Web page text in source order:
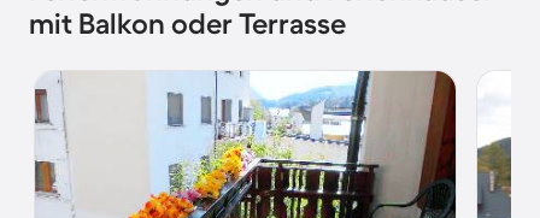
mit Balkon oder Terrasse